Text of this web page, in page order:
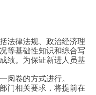
法律法规、政治经济理
等基础性知识和综合写
绩。为保证新进人员基
阅卷的方式进行。
门相关要求，将提前在